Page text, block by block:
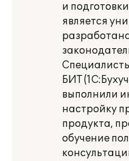
и
является
БИТ
выполнили
настройку
продукта,
обучение